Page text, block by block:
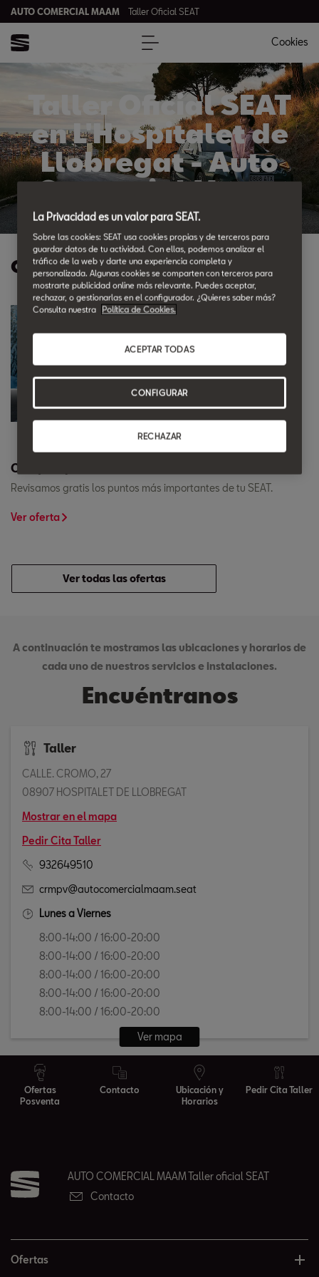
AUTO COMERCIAL MAAM Taller Oficial SEAT
Cookies
Taller Oficial SEAT
en L'Hospitalet de
Llobregat - Auto
Comercial Maam
Ofertas
Posventa
Contacto
Ubicación y
Horarios
Pedir Cita Taller
Ofertas Posventa
Chequeo preventivo.
Revisamos gratis los puntos más importantes de tu SEAT.
Ver oferta
Ver todas las ofertas
A continuación te mostramos las ubicaciones y horarios de
cada uno de nuestros servicios e instalaciones.
Encuéntranos
Taller
CALLE. CROMO, 27
08907 HOSPITALET DE LLOBREGAT
Mostrar en el mapa
Pedir Cita Taller
932649510
crmpv@autocomercialmaam.seat
Lunes a Viernes
8:00-14:00 / 16:00-20:00
8:00-14:00 / 16:00-20:00
8:00-14:00 / 16:00-20:00
8:00-14:00 / 16:00-20:00
8:00-14:00 / 16:00-20:00
Ver mapa
AUTO COMERCIAL MAAM Taller oficial SEAT
Contacto
Ofertas
La Privacidad es un valor para SEAT.
Sobre las cookies: SEAT usa cookies propias y de terceros para
guardar datos de tu actividad. Con ellas, podemos analizar el
tráfico de la web y darte una experiencia completa y
personalizada. Algunas cookies se comparten con terceros para
mostrarte publicidad online más relevante. Puedes aceptar,
rechazar, o gestionarlas en el configurador. ¿Quieres saber más?
Consulta nuestra
Política de Cookies.
RECHAZAR
ACEPTAR TODAS
CONFIGURAR